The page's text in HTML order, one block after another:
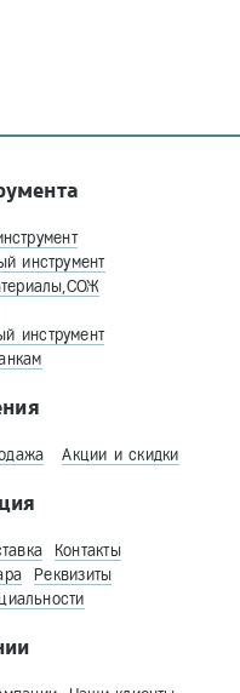
инструмент
инструмент
Акции и скидки
Контакты
Реквизиты